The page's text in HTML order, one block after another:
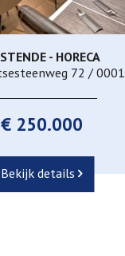
140 m²
- HORECA
72 / 0001
€ 250.000
Bekijk details